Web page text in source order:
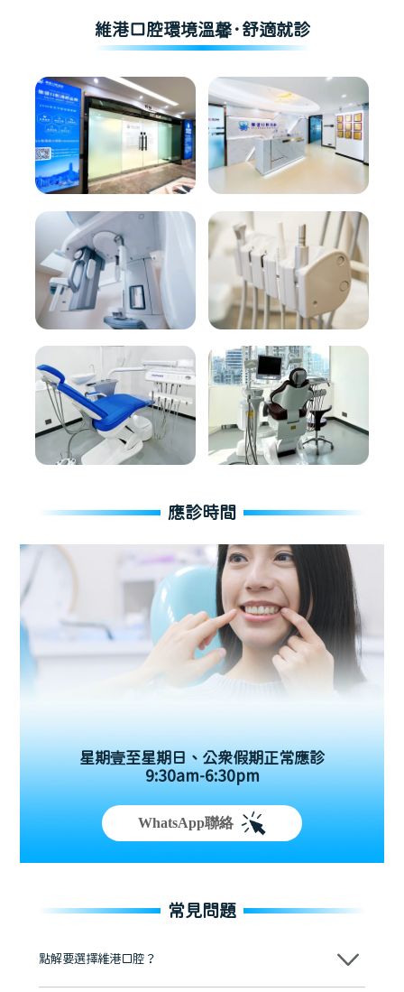
維港口腔環境溫馨·舒適就診
應診時間
星期壹至星期日、公眾假期正常應診
9:30am-6:30pm
WhatsApp聯絡
常見問題
點解要選擇維港口腔？
維港口腔踐行「醫道濟世」的大學校訓，各分院匯聚來自香港、內地的